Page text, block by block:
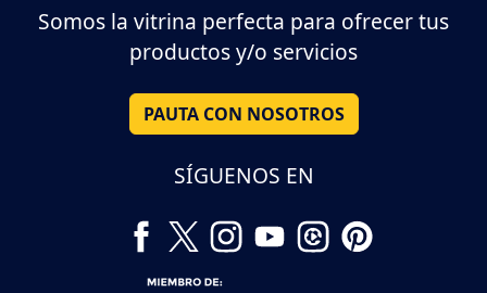
Somos la vitrina perfecta para ofrecer tus
productos y/o servicios
PAUTA CON NOSOTROS
SÍGUENOS EN